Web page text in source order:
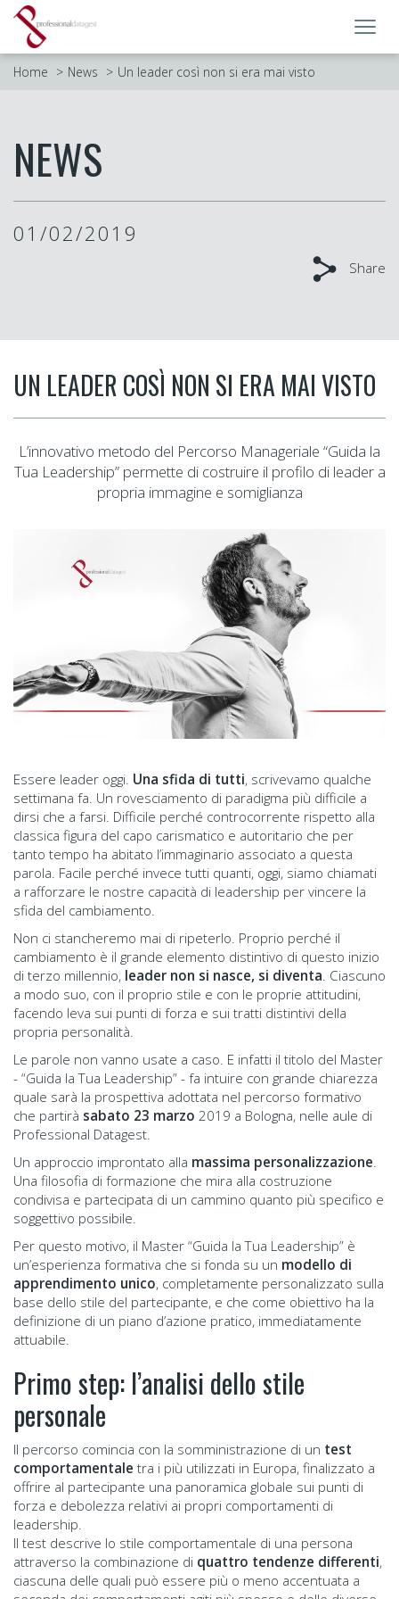
Home News Un leader così non si era mai visto
NEWS
01/02/2019
Share
UN LEADER COSÌ NON SI ERA MAI VISTO
L’innovativo metodo del Percorso Manageriale “Guida la
Tua Leadership” permette di costruire il profilo di leader a
propria immagine e somiglianza
Essere leader oggi. Una sfida di tutti, scrivevamo qualche
settimana fa. Un rovesciamento di paradigma più difficile a
dirsi che a farsi. Difficile perché controcorrente rispetto alla
classica figura del capo carismatico e autoritario che per
tanto tempo ha abitato l’immaginario associato a questa
parola. Facile perché invece tutti quanti, oggi, siamo chiamati
a rafforzare le nostre capacità di leadership per vincere la
sfida del cambiamento.
Non ci stancheremo mai di ripeterlo. Proprio perché il
cambiamento è il grande elemento distintivo di questo inizio
di terzo millennio, leader non si nasce, si diventa. Ciascuno
a modo suo, con il proprio stile e con le proprie attitudini,
facendo leva sui punti di forza e sui tratti distintivi della
propria personalità.
Le parole non vanno usate a caso. E infatti il titolo del Master
- “Guida la Tua Leadership” - fa intuire con grande chiarezza
quale sarà la prospettiva adottata nel percorso formativo
che partirà sabato 23 marzo 2019 a Bologna, nelle aule di
Professional Datagest.
Un approccio improntato alla massima personalizzazione.
Una filosofia di formazione che mira alla costruzione
condivisa e partecipata di un cammino quanto più specifico e
soggettivo possibile.
Per questo motivo, il Master “Guida la Tua Leadership” è
un’esperienza formativa che si fonda su un modello di
apprendimento unico, completamente personalizzato sulla
base dello stile del partecipante, e che come obiettivo ha la
definizione di un piano d’azione pratico, immediatamente
attuabile.
Primo step: l’analisi dello stile
personale
Il percorso comincia con la somministrazione di un test
comportamentale tra i più utilizzati in Europa, finalizzato a
offrire al partecipante una panoramica globale sui punti di
forza e debolezza relativi ai propri comportamenti di
leadership.
Il test descrive lo stile comportamentale di una persona
attraverso la combinazione di quattro tendenze differenti,
ciascuna delle quali può essere più o meno accentuata a